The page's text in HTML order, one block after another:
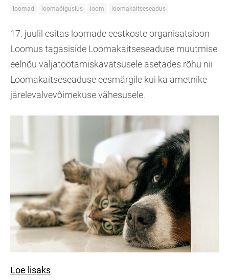
loomad loomaõiguslus loom loomakaitseseadus
17. juulil esitas loomade eestkoste organisatsioon
Loomus tagasiside Loomakaitseseaduse muutmise
eelnõu väljatöötamiskavatsusele asetades rõhu nii
Loomakaitseseaduse eesmärgile kui ka ametnike
järelevalvevõimekuse vähesusele.
Loe lisaks